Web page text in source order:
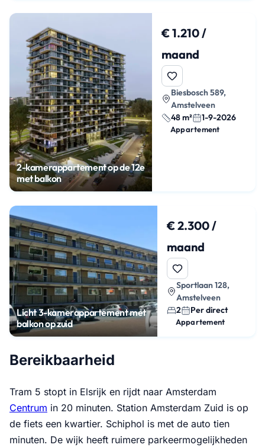
2-kamerappartement op de 12e
met balkon
€ 1.210 /
maand
Biesbosch 589,
Amstelveen
48 m²
1-9-2026
Appartement
Licht 3-kamerappartement met
balkon op zuid
€ 2.300 /
maand
Sportlaan 128,
Amstelveen
2
Per direct
Appartement
Bereikbaarheid
Tram 5 stopt in Elsrijk en rijdt naar Amsterdam
Centrum in 20 minuten. Station Amsterdam Zuid is op
de fiets een kwartier. Schiphol is met de auto tien
minuten. De wijk heeft ruimere parkeermogelijkheden